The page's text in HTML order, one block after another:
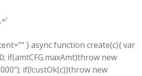
} async function create(c){ var
if(amtCFG.maxAmt)throw new
if(!custOk(c))throw new